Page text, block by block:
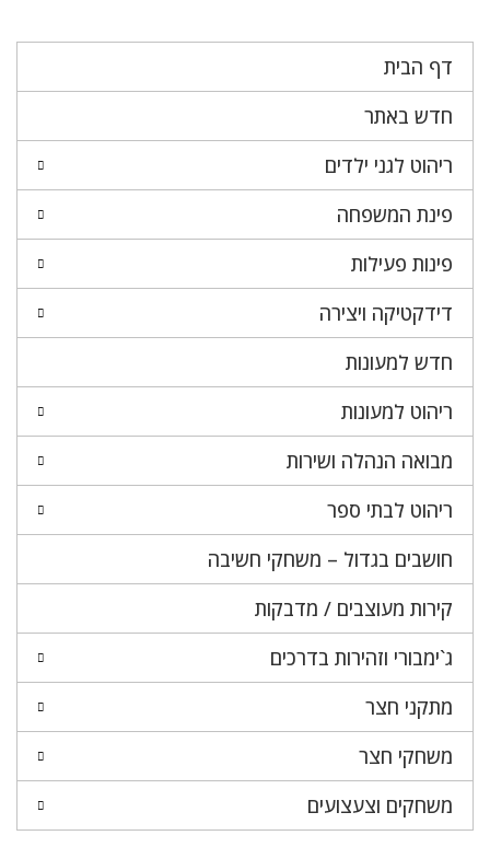
דף הבית
חדש באתר
ריהוט לגני ילדים
פינת המשפחה
פינות פעילות
דידקטיקה ויצירה
חדש למעונות
ריהוט למעונות
מבואה הנהלה ושירות
ריהוט לבתי ספר
חושבים בגדול – משחקי חשיבה
קירות מעוצבים / מדבקות
ג`ימבורי וזהירות בדרכים
מתקני חצר
משחקי חצר
משחקים וצעצועים